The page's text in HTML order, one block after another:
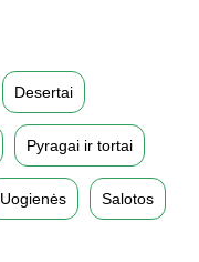
Desertai
Pyragai ir tortai
Uogienės Salotos